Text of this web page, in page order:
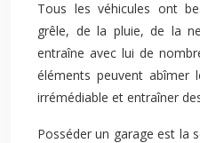
Tous les véhicules ont
grêle, de la pluie, de la
entraîne avec lui de
éléments peuvent abîmer
irrémédiable et entraîner
Posséder un garage est la